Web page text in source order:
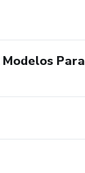
Para